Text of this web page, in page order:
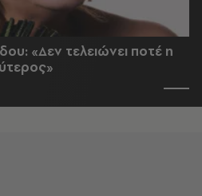
«Δεν τελειώνει ποτέ η